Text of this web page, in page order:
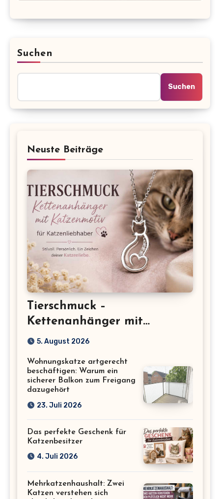
Suchen
Suchen
Neuste Beiträge
Tierschmuck –
Kettenanhänger mit
Katzenmotiv für
5. August 2026
Wohnungskatze artgerecht
beschäftigen: Warum ein
sicherer Balkon zum Freigang
dazugehört
23. Juli 2026
Das perfekte Geschenk für
Katzenbesitzer
4. Juli 2026
Mehrkatzenhaushalt: Zwei
Katzen verstehen sich